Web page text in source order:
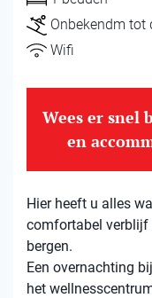
Onbekendm tot
Wifi
Wees er snel
en
Hier heeft u alles
comfortabel verblijf
bergen.
Een overnachting
het